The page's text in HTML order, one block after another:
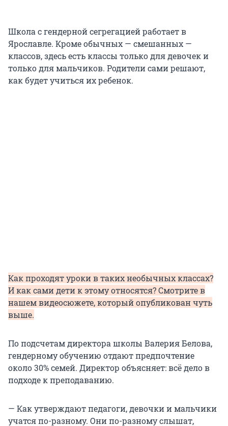
Школа с гендерной сегрегацией работает в
Ярославле. Кроме обычных — смешанных —
классов, здесь есть классы только для девочек и
только для мальчиков. Родители сами решают,
как будет учиться их ребенок.
Как проходят уроки в таких необычных классах?
И как сами дети к этому относятся? Смотрите в
нашем видеосюжете, который опубликован чуть
выше.
По подсчетам директора школы Валерия Белова,
гендерному обучению отдают предпочтение
около 30% семей. Директор объясняет: всё дело в
подходе к преподаванию.
— Как утверждают педагоги, девочки и мальчики
учатся по-разному. Они по-разному слышат,